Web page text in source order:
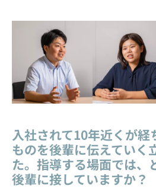
入社されて10年近くが経
ものを後輩に伝えていく
た。指導する場面では、
後輩に接していますか？